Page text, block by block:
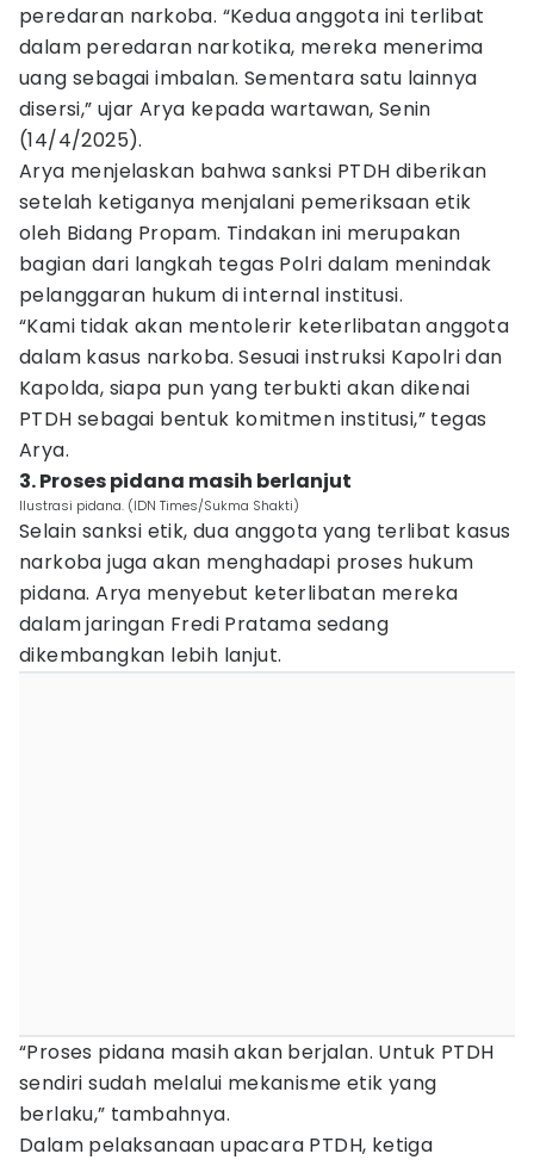
peredaran narkoba. “Kedua anggota ini terlibat
dalam peredaran narkotika, mereka menerima
uang sebagai imbalan. Sementara satu lainnya
disersi,” ujar Arya kepada wartawan, Senin
(14/4/2025).
Arya menjelaskan bahwa sanksi PTDH diberikan
setelah ketiganya menjalani pemeriksaan etik
oleh Bidang Propam. Tindakan ini merupakan
bagian dari langkah tegas Polri dalam menindak
pelanggaran hukum di internal institusi.
“Kami tidak akan mentolerir keterlibatan anggota
dalam kasus narkoba. Sesuai instruksi Kapolri dan
Kapolda, siapa pun yang terbukti akan dikenai
PTDH sebagai bentuk komitmen institusi,” tegas
Arya.
3. Proses pidana masih berlanjut
Ilustrasi pidana. (IDN Times/Sukma Shakti)
Selain sanksi etik, dua anggota yang terlibat kasus
narkoba juga akan menghadapi proses hukum
pidana. Arya menyebut keterlibatan mereka
dalam jaringan Fredi Pratama sedang
dikembangkan lebih lanjut.
“Proses pidana masih akan berjalan. Untuk PTDH
sendiri sudah melalui mekanisme etik yang
berlaku,” tambahnya.
Dalam pelaksanaan upacara PTDH, ketiga